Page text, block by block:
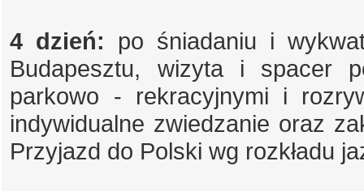
4 dzień: po śniadaniu i
Budapesztu, wizyta i spacer
parkowo - rekracyjnymi i
indywidualne zwiedzanie oraz
Przyjazd do Polski wg rozkładu